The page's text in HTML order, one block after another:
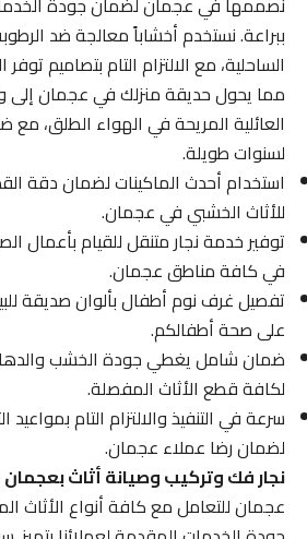
ببراعة. نستخدم أخشاباً معالجة ضد
الساحلية، مع الالتزام التام بتصاميم توفر
مما يحول حديقة منزلك في عجمان إلى
العائلية المريحة في الهواء الطلق، مع
لسنوات طويلة.
استخدام أحدث الماكينات لضمان دقة القص
للأثاث الخشبي في عجمان.
توفير خدمة نجار متنقل للقيام بأعمال
في كافة مناطق عجمان.
تفصيل غرف نوم أطفال بألوان صديقة
على صحة أطفالكم.
ضمان شامل يغطي جودة الخشب
لكافة قطع الأثاث المفصلة.
سرعة في التنفيذ والالتزام التام بمواعيد
لضمان رضا عملاء عجمان.
نجار فك وتركيب وصيانة أثاث بعجمان
عجمان للتعامل مع كافة أنواع الأثاث